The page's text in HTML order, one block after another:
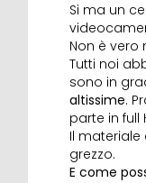
Si ma un
Non è vero
Tutti noi
sono in
altissime.
parte in full
Il
grezzo.
E come